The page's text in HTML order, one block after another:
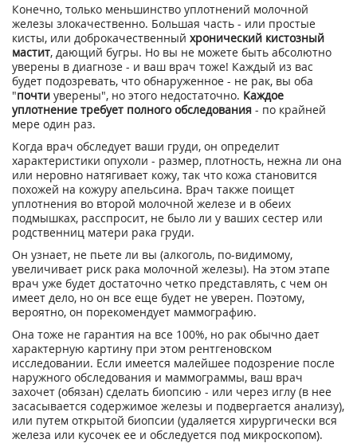
Конечно, только меньшинство уплотнений молочной
железы злокачественно. Большая часть - или простые
кисты, или доброкачественный хронический кистозный
мастит, дающий бугры. Но вы не можете быть абсолютно
уверены в диагнозе - и ваш врач тоже! Каждый из вас
будет подозревать, что обнаруженное - не рак, вы оба
"почти уверены", но этого недостаточно. Каждое
уплотнение требует полного обследования - по крайней
мере один раз.
Когда врач обследует ваши груди, он определит
характеристики опухоли - размер, плотность, нежна ли она
или неровно натягивает кожу, так что кожа становится
похожей на кожуру апельсина. Врач также поищет
уплотнения во второй молочной железе и в обеих
подмышках, расспросит, не было ли у ваших сестер или
родственниц матери рака груди.
Он узнает, не пьете ли вы (алкоголь, по-видимому,
увеличивает риск рака молочной железы). На этом этапе
врач уже будет достаточно четко представлять, с чем он
имеет дело, но он все еще будет не уверен. Поэтому,
вероятно, он порекомендует маммографию.
Она тоже не гарантия на все 100%, но рак обычно дает
характерную картину при этом рентгеновском
исследовании. Если имеется малейшее подозрение после
наружного обследования и маммограммы, ваш врач
захочет (обязан) сделать биопсию - или через иглу (в нее
засасывается содержимое железы и подвергается анализу),
или путем открытой биопсии (удаляется хирургически вся
железа или кусочек ее и обследуется под микроскопом).